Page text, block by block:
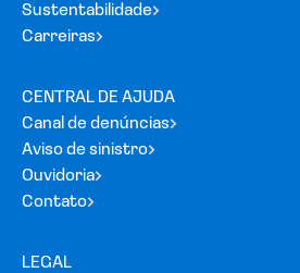
Sustentabilidade
Carreiras
CENTRAL DE AJUDA
Canal de denúncias
Aviso de sinistro
Ouvidoria
Contato
LEGAL